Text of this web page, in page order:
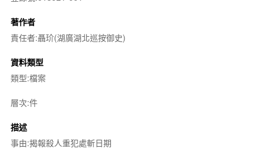
著作者
責任者:聶玠(湖廣湖北巡按御史)
資料類型
類型:檔案
層次:件
描述
事由:揭報殺人重犯處斬日期